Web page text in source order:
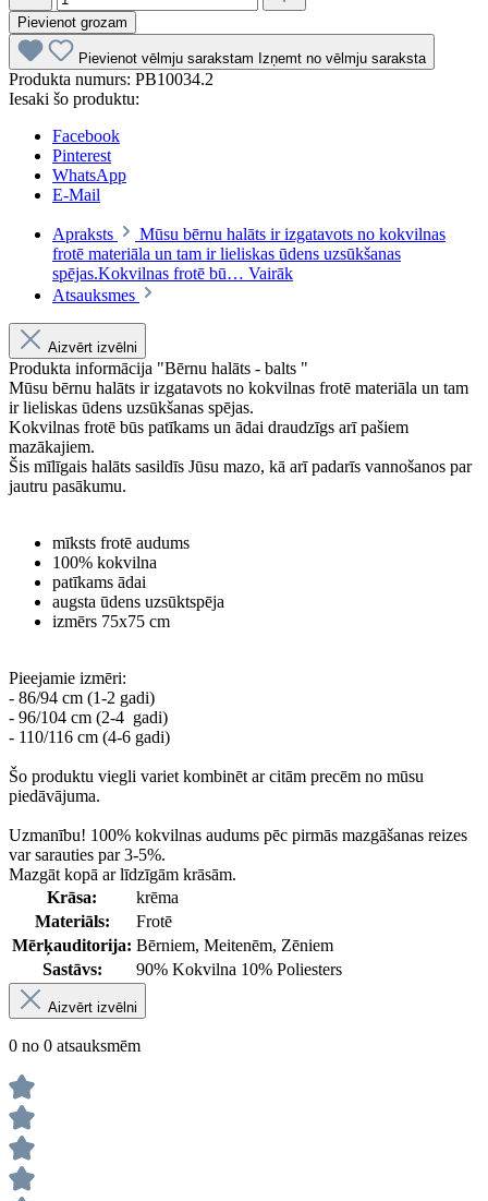
Pievienot grozam
Pievienot vēlmju sarakstam Izņemt no vēlmju saraksta
Produkta numurs: PB10034.2
Iesaki šo produktu:
Facebook
Pinterest
WhatsApp
E-Mail
Apraksts
Mūsu bērnu halāts ir izgatavots no kokvilnas
frotē materiāla un tam ir lieliskas ūdens uzsūkšanas
spējas.Kokvilnas frotē bū… Vairāk
Atsauksmes
Aizvērt izvēlni
Produkta informācija "Bērnu halāts - balts "
Mūsu bērnu halāts ir izgatavots no kokvilnas frotē materiāla un tam
ir lieliskas ūdens uzsūkšanas spējas.
Kokvilnas frotē būs patīkams un ādai draudzīgs arī pašiem
mazākajiem.
Šis mīlīgais halāts sasildīs Jūsu mazo, kā arī padarīs vannošanos par
jautru pasākumu.
mīksts frotē audums
100% kokvilna
patīkams ādai
augsta ūdens uzsūktspēja
izmērs 75x75 cm
Pieejamie izmēri:
- 86/94 cm (1-2 gadi)
- 96/104 cm (2-4 gadi)
- 110/116 cm (4-6 gadi)
Šo produktu viegli variet kombinēt ar citām precēm no mūsu
piedāvājuma.
Uzmanību! 100% kokvilnas audums pēc pirmās mazgāšanas reizes
var sarauties par 3-5%.
Mazgāt kopā ar līdzīgām krāsām.
Krāsa:
krēma
Materiāls:
Frotē
Mērķauditorija: Bērniem, Meitenēm, Zēniem
Sastāvs:
90% Kokvilna 10% Poliesters
Aizvērt izvēlni
0 no 0 atsauksmēm